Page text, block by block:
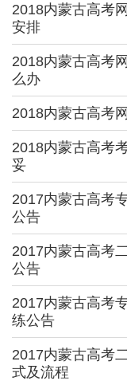
2018内蒙古高考
安排
2018内蒙古高考
么办
2018内蒙古高考
2018内蒙古高考
妥
2017内蒙古高考
公告
2017内蒙古高考
公告
2017内蒙古高考
练公告
2017内蒙古高考
式及流程